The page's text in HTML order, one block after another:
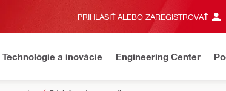
PRIHLÁSIŤ ALEBO ZAREGISTROVAŤ
Technológie a inovácie Engineering Center